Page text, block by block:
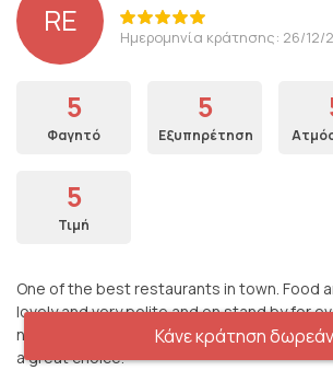
RE Ημερομηνία κράτησης: 26/12/
5
Φαγητό
5
Εξυπηρέτηση
5
Τιμή
One of the best restaurants in town. Food
lovely and very polite and on stand by for
needed la Definitely for a romantic date
a great choice.
Κάνε κράτηση δωρεάν